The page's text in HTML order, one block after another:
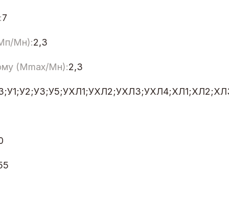
7
Мн):2,3
(Мmax/Мн):2,3